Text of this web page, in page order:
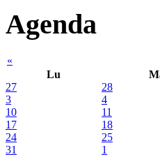
Agenda
«
Lu
27
28
3
4
10
11
17
18
24
25
31
1